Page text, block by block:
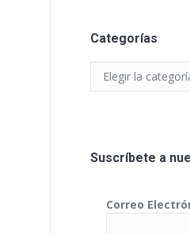
Categorías
Categorías
Suscríbete a
Correo